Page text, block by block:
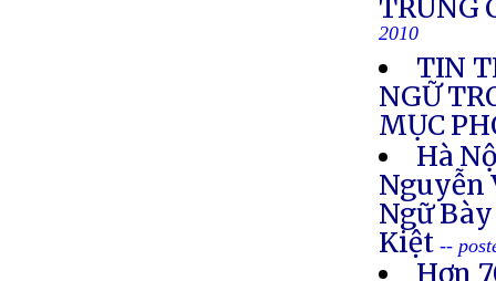
TRUNG
2010
TIN
NGỮ
MỤC
Hà
Nguyễn
Ngữ
Kiệt--
Hơn